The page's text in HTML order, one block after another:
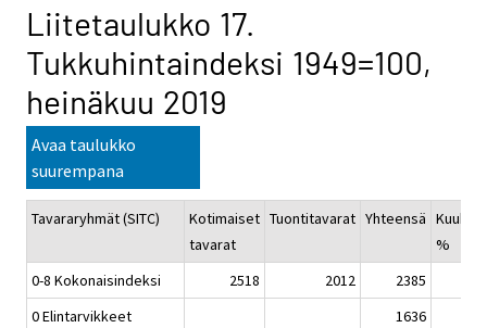
Liitetaulukko 17.
Tukkuhintaindeksi 1949=100,
heinäkuu 2019
Avaa taulukko
suurempana
Tavararyhmät (SITC)
Kotimaiset
tavarat
Tuontitavarat Yhteensä
%
0-8 Kokonaisindeksi
2518 2012
2385
0 Elintarvikkeet
1636